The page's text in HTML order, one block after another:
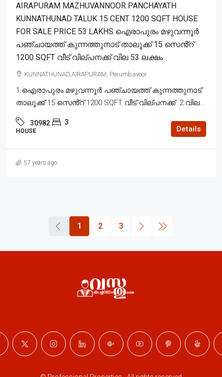
AIRAPURAM MAZHUVANNOOR PANCHAYATH
KUNNATHUNAD TALUK 15 CENT 1200 SQFT HOUSE
FOR SALE PRICE 53 LAKHS ഐരാപുരം മഴുവന്നൂർ
പഞ്ചായത്ത് കുന്നത്തുനാട് താലൂക്ക് 15 സെൻ്റ്
1200 SQFT വീട് വില്പനക്ക് വില 53 ലക്ഷം
KUNNATHUNAD,AIRAPURAM, Perumbavoor
1.ഐരാപുരം മഴുവന്നൂർ പഞ്ചായത്ത് കുന്നത്തുനാട്
താലൂക്ക് 15 സെൻ്റ് 1200 SQFT വീട് വില്പനക്ക്. 2.വില...
30982 3
HOUSE Details
57 years ago
1 2 3